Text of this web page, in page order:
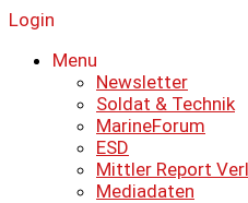
Login
Menu
Newsletter
Soldat & Technik
MarineForum
ESD
Mittler Report
Mediadaten